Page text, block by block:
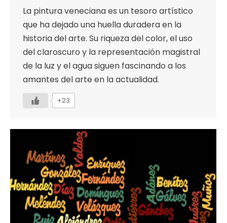
La pintura veneciana es un tesoro artístico
que ha dejado una huella duradera en la
historia del arte. Su riqueza del color, el uso
del claroscuro y la representación magistral
de la luz y el agua siguen fascinando a los
amantes del arte en la actualidad.
+23